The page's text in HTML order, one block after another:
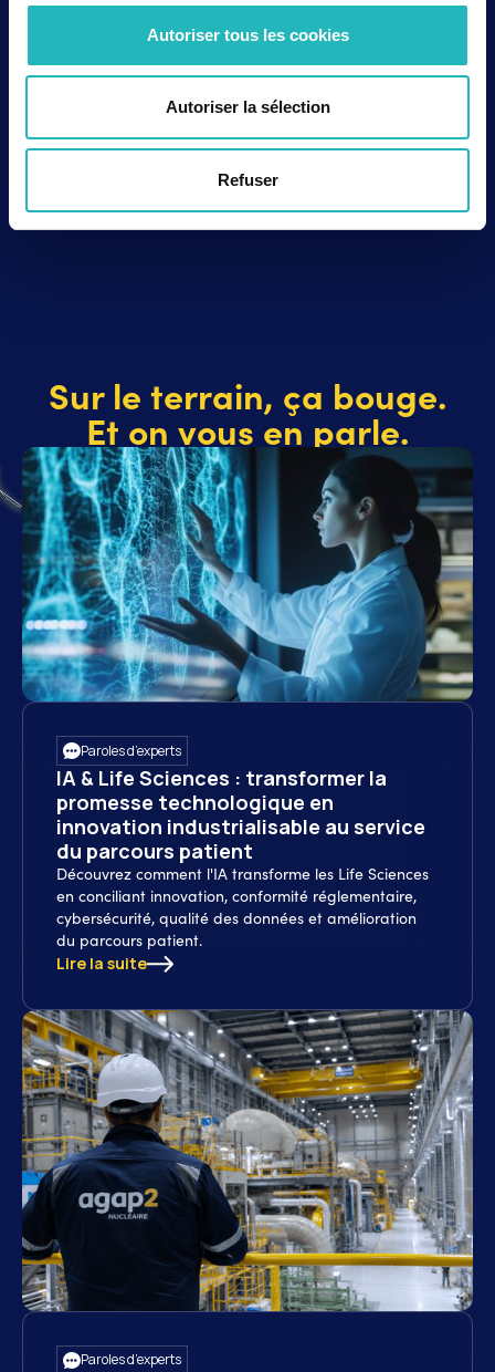
Autoriser tous les cookies
Autoriser la sélection
Refuser
Contactez-nous
Sur le terrain, ça bouge.
Et on vous en parle.
Paroles d’experts
IA & Life Sciences : transformer la
promesse technologique en
innovation industrialisable au service
du parcours patient
Découvrez comment l'IA transforme les Life Sciences
en conciliant innovation, conformité réglementaire,
cybersécurité, qualité des données et amélioration
du parcours patient.
Lire la suite
Paroles d’experts